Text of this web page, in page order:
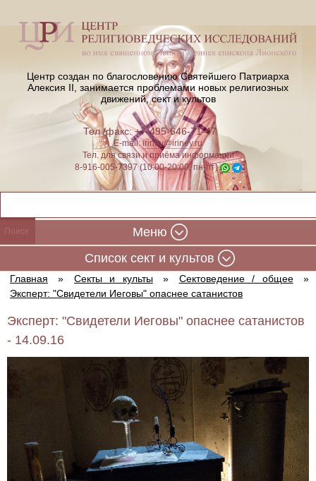
Центр создан по благословению Святейшего Патриарха
Алексия II, занимается проблемами новых религиозных
движений, сект и культов
Тел./факс: +7-495-646-71-47
E-mail:iriney@iriney.ru
Тел. для связи и приёма информации
8-916-005-7397 (10:00-20:00, пн-пт)
Меню
Cписок сект и культов
Главная » Секты и культы » Сектоведение / общее
»
Эксперт: "Свидетели Иеговы" опаснее сатанистов
Эксперт: "Свидетели Иеговы" опаснее сатанистов
- 14.09.16